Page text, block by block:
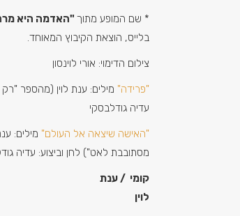
* שם המופע מתוך "האדמה היא
בלייס, הוצאת הקיבוץ המאוחד.
צילום הדימוי: אורי לוינסון
"פרידה" מילים: ענת לוין (מהספר "רק
עדיה גודלבסקי
"האישה שיצאה אל העולם" מילים:
מסתובבת לאט") לחן וביצוע: עדיה
קומי / ענת